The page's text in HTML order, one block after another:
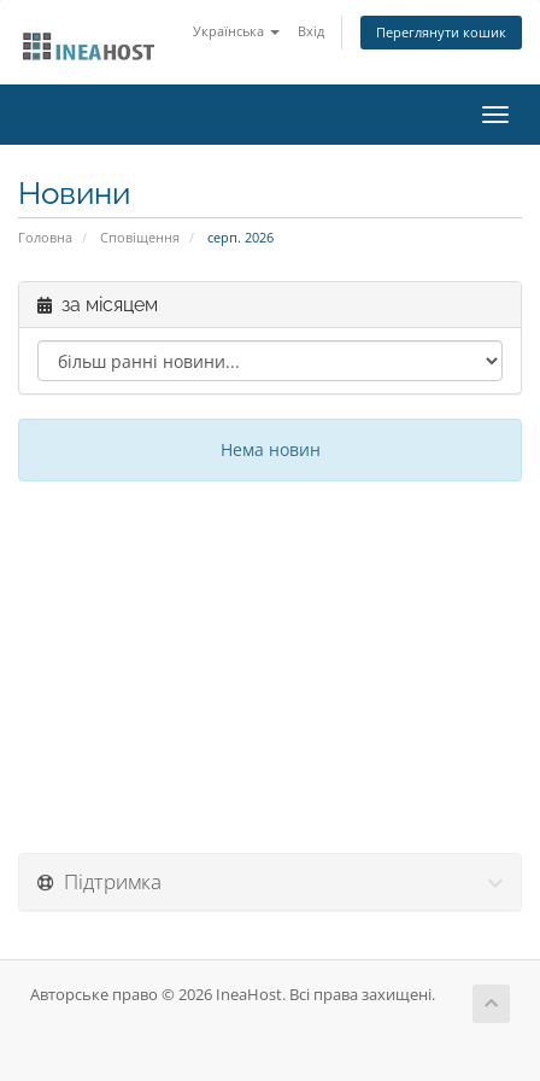
Українська Вхід Переглянути кошик
Новини
Головна Сповіщення серп. 2026
за місяцем
Нема новин
Підтримка
Авторське право © 2026 IneaHost. Всі права захищені.